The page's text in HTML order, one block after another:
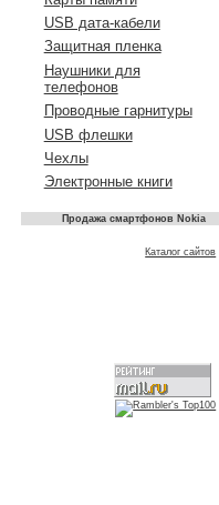
USB дата-кабели
Защитная пленка
Наушники для
телефонов
Проводные гарнитуры
USB флешки
Чехлы
Электронные книги
Продажа смартфонов Nokia
Каталог сайтов